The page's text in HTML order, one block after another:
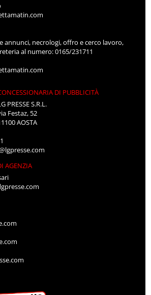
annunci, necrologi, offro e cerco lavoro,
al numero: 0165/231711
DI PUBBLICITÀ
PRESSE S.R.L.
Festaz, 52
AOSTA
AGENZIA